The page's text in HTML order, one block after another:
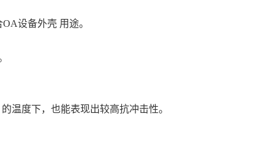
设备外壳 用途。
温度下，也能表现出较高抗冲击性。